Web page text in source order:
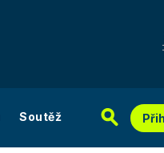
Soutěž